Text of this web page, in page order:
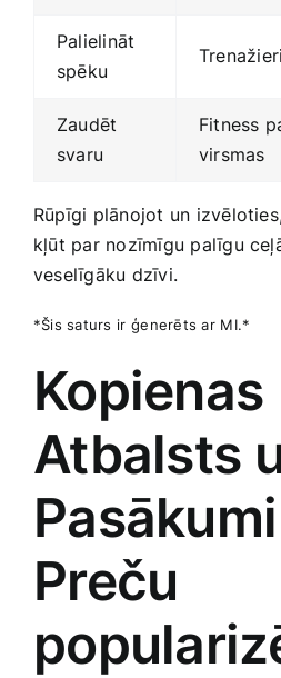
Palielināt
spēku
Zaudēt
svaru
Fitness
virsmas
Rūpīgi plānojot un
kļūt par nozīmīgu palīgu
veselīgāku ‍dzīvi.
*Šis saturs ⁢ir⁤ ģenerēts⁤ ar⁣ MI.*
Kopienas
Atbalsts
Preču